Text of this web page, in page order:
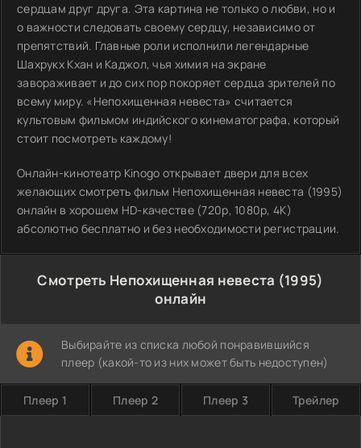
сердцам друг друга. Эта картина не только о любви, но и
о важности следовать своему сердцу, независимо от
препятствий. Главные роли исполнили легендарные
Шахрукх Кхан и Каджол, чья химия на экране
завораживает и до сих пор покоряет сердца зрителей по
всему миру. «Непохищенная невеста» считается
культовым фильмом индийского кинематографа, который
стоит посмотреть каждому!
Онлайн-кинотеатр Kinogo открывает двери для всех
желающих смотреть фильм Непохищенная невеста (1995)
онлайн в хорошем HD-качестве (720p, 1080p, 4K)
абсолютно бесплатно и без необходимости регистрации.
Смотреть Непохищенная невеста (1995)
онлайн
Выбирайте из списка любой понравившийся
плеер (какой-то из них может быть недоступен)
Плеер 1 Плеер 2 Плеер 3 Трейлер